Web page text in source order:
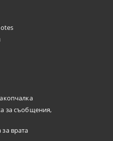
за съобщения,
врата